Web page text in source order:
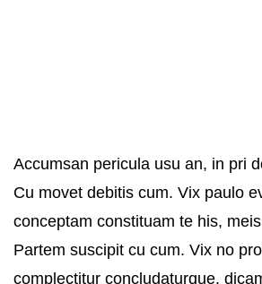
Accumsan pericula usu an, in pri
Cu movet debitis cum. Vix paulo
conceptam constituam te his,
Partem suscipit cu cum. Vix no
complectitur concludaturque,